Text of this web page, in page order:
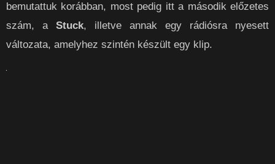
bemutattuk korábban, most pedig itt a második előzetes
szám, a Stuck, illetve annak egy rádiósra nyesett
változata, amelyhez szintén készült egy klip.